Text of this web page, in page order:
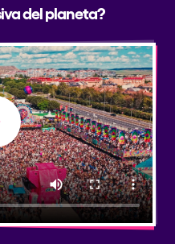
del planeta?
video